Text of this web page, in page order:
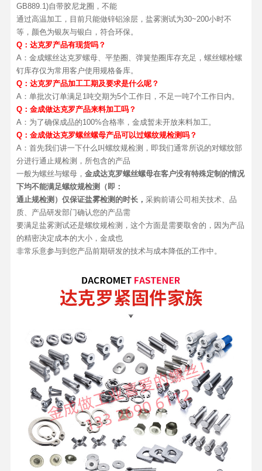
GB889.1)自带胶尼龙圈，不能
通过高温加工，目前只能做锌铝涂层，盐雾测试为30~200小时不
等，颜色为银灰与银白，符合环保。
Q：达克罗产品有现货吗？
A：金成螺丝达克罗螺母、平垫圈、弹簧垫圈库存充足，螺丝螺栓螺
钉库存仅为常用客户使用规格备库。
Q：达克罗产品加工工期及要求是什么呢？
A：单批次订单满足1吨交期为5个工作日，不足一吨7个工作日内。
Q：金成做达克罗产品来料加工吗？
A：为了确保成品的100%合格率，金成暂未开放来料加工。
Q：金成做达克罗螺丝螺母产品可以过螺纹规检测吗？
A：首先我们讲一下什么叫螺纹规检测，即我们通常所说的对螺纹部
分进行通止规检测，所包含的产品
一般为螺丝与螺母， 金成达克罗螺丝螺母在客户没有特殊定制的情况
下均不能满足螺纹规检测（即：
通止规检测）仅保证盐雾检测的时长， 采购前请公司相关技术、品
质、产品研发部门确认您的产品需
要满足盐雾测试还是螺纹规检测，这个方面是需要取舍的，因为产品
的精密决定成本的大小，金成也
非常乐意参与到您产品前期研发的技术与成本降低的工作中。